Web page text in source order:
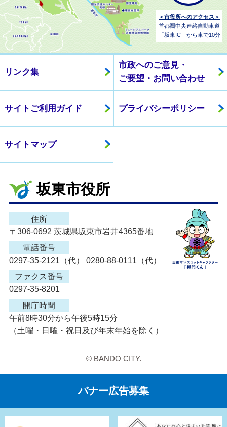
＜市役所へのアクセス＞
首都圏中央連絡自動車道
「坂東IC」から車で10分
リンク集
市政へのご意見・
ご要望・お問い合わせ
サイトご利用ガイド プライバシーポリシー
サイトマップ
坂東市役所
住所
〒306-0692 茨城県坂東市岩井4365番地
電話番号
0297-35-2121（代） 0280-88-0111（代）
ファクス番号
0297-35-8201
開庁時間
午前8時30分から午後5時15分
（土曜・日曜・祝日及び年末年始を除く）
© BANDO CITY.
バナー広告募集